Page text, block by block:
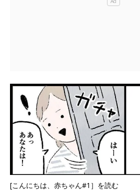
[こんにちは、赤ちゃん#1］を読む